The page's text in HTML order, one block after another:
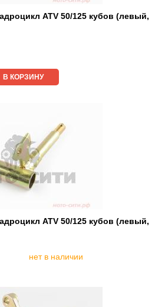
ATV 50/125 кубов (левый,
В КОРЗИНУ
ATV 50/125 кубов (левый,
нет в наличии